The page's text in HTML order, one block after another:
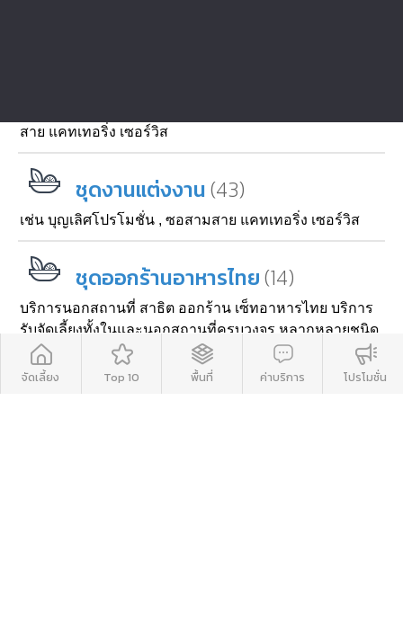
สาย แคทเทอริ่ง เซอร์วิส
ชุดงานแต่งงาน (43)
เช่น บุญเลิศโปรโมชั่น , ซอสามสาย แคทเทอริ่ง เซอร์วิส
ชุดออกร้านอาหารไทย(14)
บริการนอกสถานที่ สาธิต ออกร้าน เซ็ทอาหารไทย บริการ
รับจัดเลี้ยงทั้งในและนอกสถานที่ครบวงจร หลากหลายชนิด
เมนู สาธิตออกร้านไทย (Thai Demonstrate) สำหรับงาน
เลี้ยงที่ต้องการรับประทานอาหารกันอย่างเต็มอิ่ม
จัดเลี้ยง Top 10 พื้นที่ ค่าบริการ โปรโมชั่น